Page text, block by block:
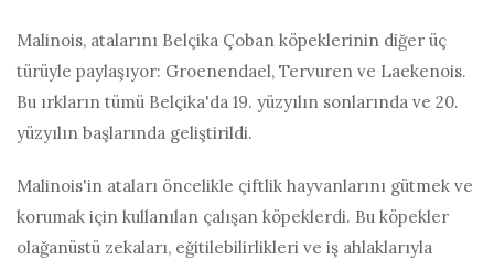
Malinois, atalarını Belçika Çoban köpeklerinin diğer üç
türüyle paylaşıyor: Groenendael, Tervuren ve Laekenois.
Bu ırkların tümü Belçika'da 19. yüzyılın sonlarında ve 20.
yüzyılın başlarında geliştirildi.
Malinois'in ataları öncelikle çiftlik hayvanlarını gütmek ve
korumak için kullanılan çalışan köpeklerdi. Bu köpekler
olağanüstü zekaları, eğitilebilirlikleri ve iş ahlaklarıyla